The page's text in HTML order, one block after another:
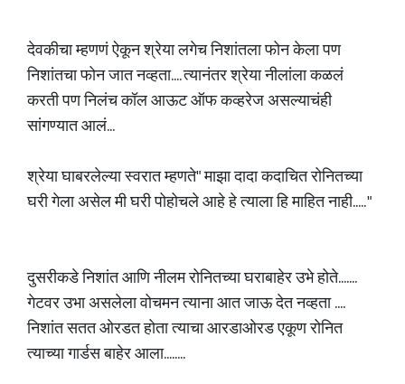
देवकीचा म्हणणं ऐकून श्रेया लगेच निशांतला फोन केला पण
निशांतचा फोन जात नव्हता.... त्यानंतर श्रेया नीलांला कळलं
करती पण निलंच कॉल आऊट ऑफ कव्हरेज असल्याचंही
सांगण्यात आलं...
श्रेया घाबरलेल्या स्वरात म्हणते" माझा दादा कदाचित रोनितच्या
घरी गेला असेल मी घरी पोहोचले आहे हे त्याला हि माहित नाही..... "
दुसरीकडे निशांत आणि नीलम रोनितच्या घराबाहेर उभे होते.......
गेटवर उभा असलेला वोचमन त्याना आत जाऊ देत नव्हता ....
निशांत सतत ओरडत होता त्याचा आरडाओरड एकूण रोनित
त्याच्या गार्डस बाहेर आला........